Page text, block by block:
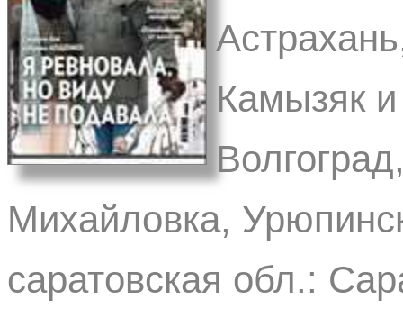
Камызяк и
Михайловка,
саратовская обл.: